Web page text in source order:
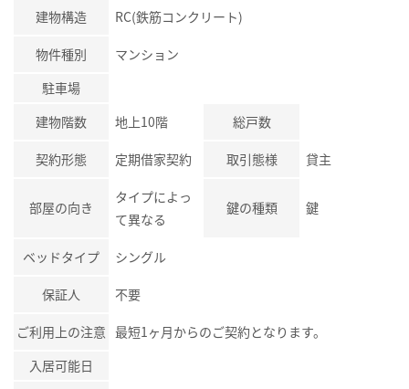
建物構造 RC(鉄筋コンクリート)
物件種別
マンション
駐車場
建物階数
地上10階 総戸数
契約形態 定期借家契約 取引態様 貸主
部屋の向き
タイプによっ
て異なる
鍵の種類 鍵
ベッドタイプ シングル
保証人 不要
ご利用上の注意 最短1ヶ月からのご契約となります。
入居可能日